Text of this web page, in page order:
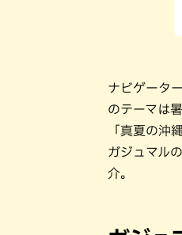
ナビゲータ
のテーマは
「真夏の沖
ガジュマル
介。